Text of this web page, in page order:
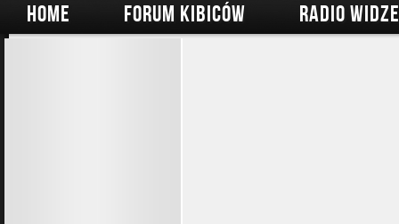
HOME FORUM KIBICÓW RADIO